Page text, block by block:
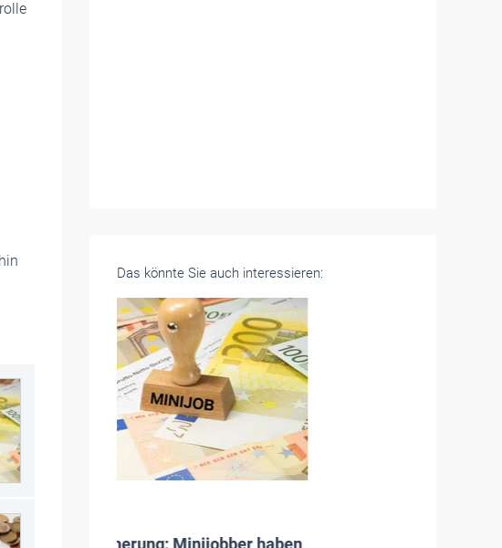
Das könnte Sie auch interessieren:
Münster